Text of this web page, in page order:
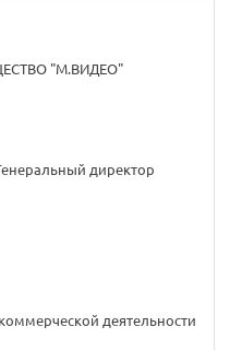
"М.ВИДЕО"
директор
деятельности